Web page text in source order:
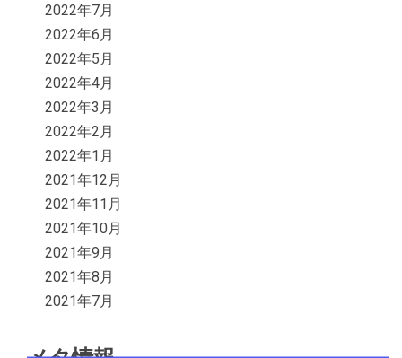
2022年7月
2022年6月
2022年5月
2022年4月
2022年3月
2022年2月
2022年1月
2021年12月
2021年11月
2021年10月
2021年9月
2021年8月
2021年7月